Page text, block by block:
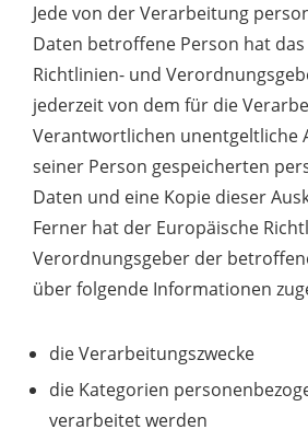
Jede von der Verarbeitung
Daten betroffene Person hat
Richtlinien- und
jederzeit von dem für die
Verantwortlichen unentgeltliche
seiner Person gespeicherten
Daten und eine Kopie dieser
Ferner hat der Europäische
Verordnungsgeber der
über folgende Informationen
die Verarbeitungszwecke
die Kategorien
verarbeitet werden